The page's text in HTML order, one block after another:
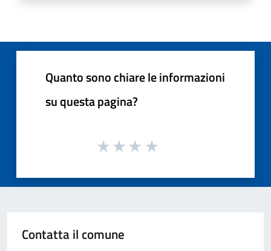
Quanto sono chiare le informazioni
su questa pagina?
Contatta il comune